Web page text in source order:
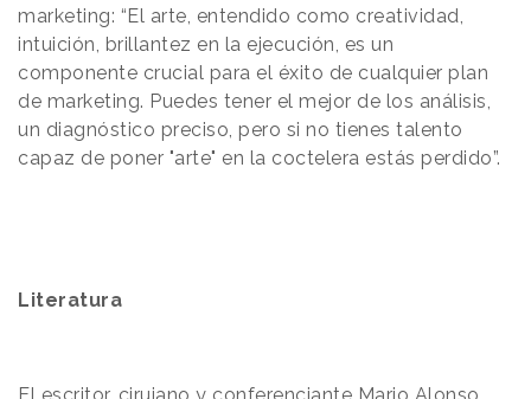
marketing: “El arte, entendido como creatividad,
intuición, brillantez en la ejecución, es un
componente crucial para el éxito de cualquier plan
de marketing. Puedes tener el mejor de los análisis,
un diagnóstico preciso, pero si no tienes talento
capaz de poner "arte" en la coctelera estás perdido”.
Literatura